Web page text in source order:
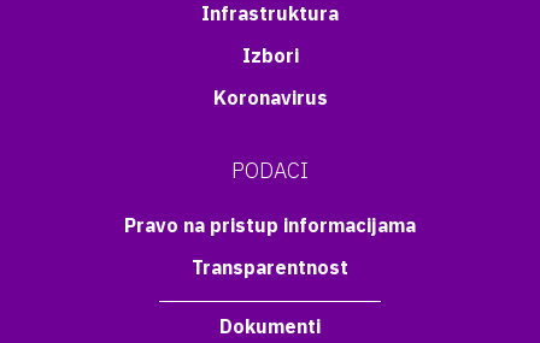
Infrastruktura
Izbori
Koronavirus
PODACI
Pravo na pristup informacijama
Transparentnost
Dokumenti